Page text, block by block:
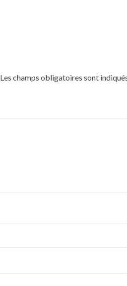
Les champs obligatoires sont